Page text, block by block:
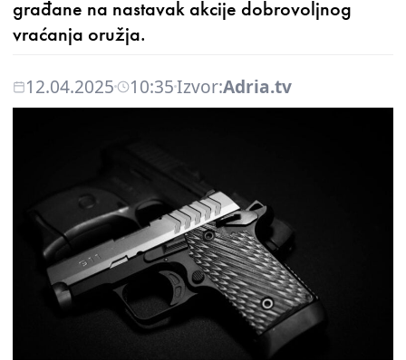
građane na nastavak akcije dobrovoljnog
vraćanja oružja.
12.04.2025 10:35Izvor:Adria.tv